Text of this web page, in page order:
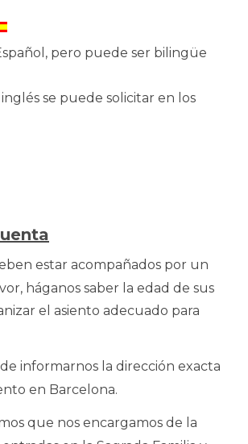
pero puede ser bilingüe
se puede solicitar en los
estar acompañados por un
háganos saber la edad de sus
el asiento adecuado para
informarnos la dirección exacta
en Barcelona.
que nos encargamos de la